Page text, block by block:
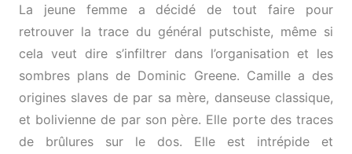
La jeune femme a décidé de tout faire pour
retrouver la trace du général putschiste, même si
cela veut dire s’infiltrer dans l’organisation et les
sombres plans de Dominic Greene. Camille a des
origines slaves de par sa mère, danseuse classique,
et bolivienne de par son père. Elle porte des traces
de brûlures sur le dos. Elle est intrépide et